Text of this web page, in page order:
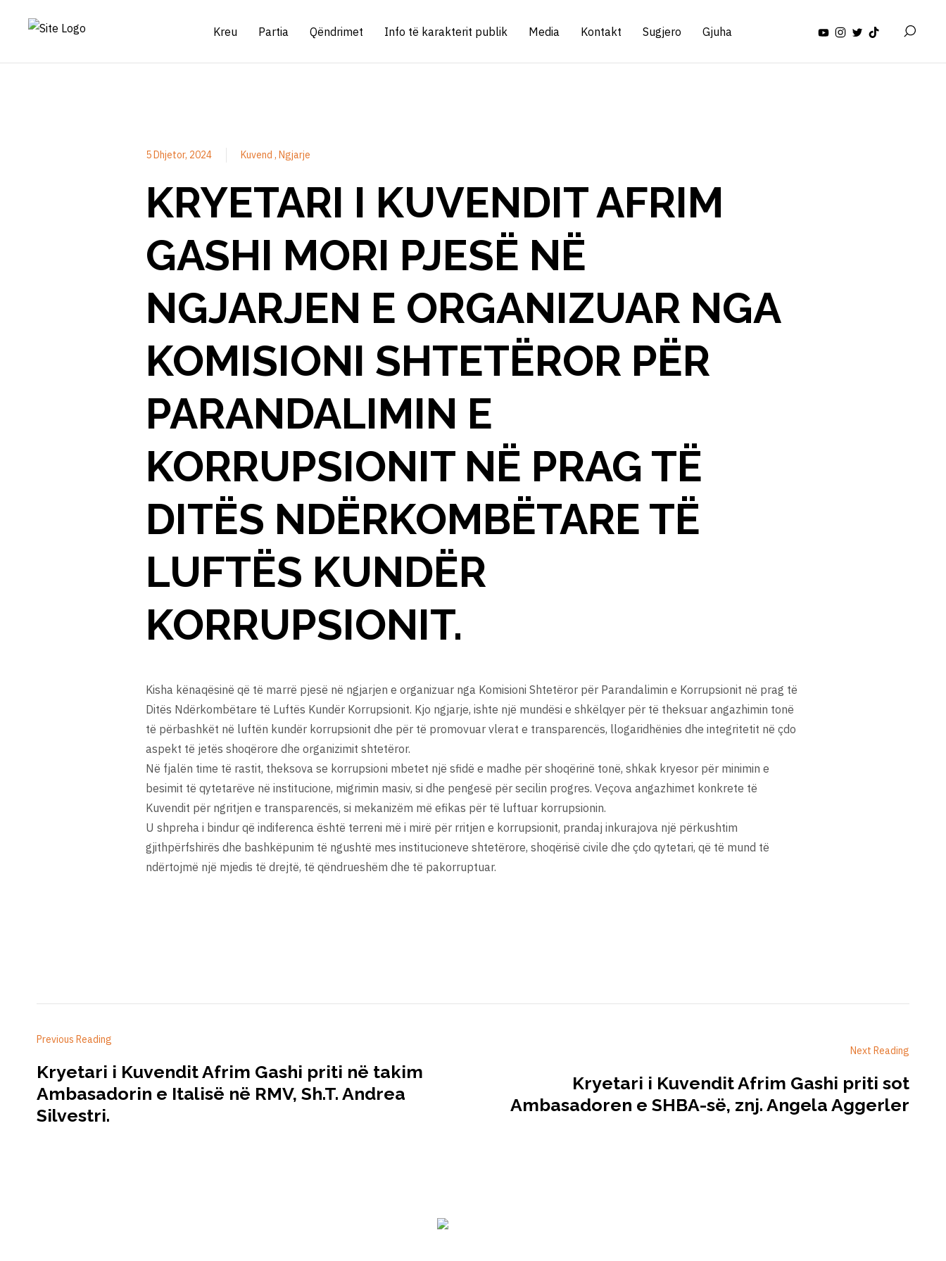
Kreu Partia Qëndrimet Info të karakterit publik Media Kontakt Sugjero Gjuha
5 Dhjetor, 2024 Kuvend Ngjarje
KRYETARI I KUVENDIT AFRIM
GASHI MORI PJESË NË
NGJARJEN E ORGANIZUAR NGA
KOMISIONI SHTETËROR PËR
PARANDALIMIN E
KORRUPSIONIT NË PRAG TË
DITËS NDËRKOMBËTARE TË
LUFTËS KUNDËR
KORRUPSIONIT.
Kisha kënaqësinë që të marrë pjesë në ngjarjen e organizuar nga Komisioni Shtetëror për Parandalimin e Korrupsionit në prag të
Ditës Ndërkombëtare të Luftës Kundër Korrupsionit. Kjo ngjarje, ishte një mundësi e shkëlqyer për të theksuar angazhimin tonë
të përbashkët në luftën kundër korrupsionit dhe për të promovuar vlerat e transparencës, llogaridhënies dhe integritetit në çdo
aspekt të jetës shoqërore dhe organizimit shtetëror.
Në fjalën time të rastit, theksova se korrupsioni mbetet një sfidë e madhe për shoqërinë tonë, shkak kryesor për minimin e
besimit të qytetarëve në institucione, migrimin masiv, si dhe pengesë për secilin progres. Veçova angazhimet konkrete të
Kuvendit për ngritjen e transparencës, si mekanizëm më efikas për të luftuar korrupsionin.
U shpreha i bindur që indiferenca është terreni më i mirë për rritjen e korrupsionit, prandaj inkurajova një përkushtim
gjithpërfshirës dhe bashkëpunim të ngushtë mes institucioneve shtetërore, shoqërisë civile dhe çdo qytetari, që të mund të
ndërtojmë një mjedis të drejtë, të qëndrueshëm dhe të pakorruptuar.
Previous Reading
Kryetari i Kuvendit Afrim Gashi priti në takim
Ambasadorin e Italisë në RMV, Sh.T. Andrea
Silvestri.
Next Reading
Kryetari i Kuvendit Afrim Gashi priti sot
Ambasadoren e SHBA-së, znj. Angela Aggerler